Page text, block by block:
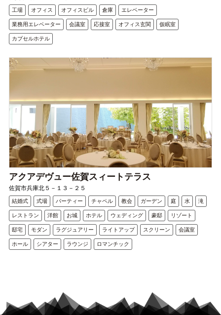
工場 オフィス オフィスビル 倉庫 エレベーター
業務用エレベーター 会議室 応接室 オフィス玄関 仮眠室
カプセルホテル
アクアデヴュー佐賀スィートテラス
佐賀市兵庫北５－１３－２５
結婚式 式場 パーティー チャペル 教会 ガーデン 庭 水 滝
レストラン 洋館 お城 ホテル ウェディング 豪邸 リゾート
邸宅 モダン ラグジュアリー ライトアップ スクリーン 会議室
ホール シアター ラウンジ ロマンチック